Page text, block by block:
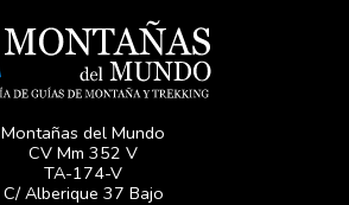
Montañas del Mundo
CV Mm 352 V
TA-174-V
C/ Alberique 37 Bajo